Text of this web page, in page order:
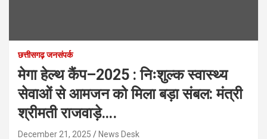
छत्तीसगढ़ जनसंपर्क
मेगा हेल्थ कैंप–2025 : निःशुल्क स्वास्थ्य
सेवाओं से आमजन को मिला बड़ा संबल: मंत्री
श्रीमती राजवाड़े….
December 21, 2025 News Desk